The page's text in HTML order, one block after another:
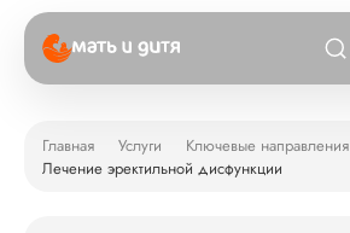
Главная Услуги
Ключевые направления
Лечение эректильной дисфункции